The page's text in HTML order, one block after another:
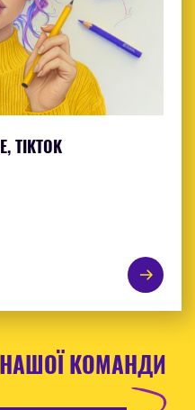
TIKTOK
КОМАНДИ